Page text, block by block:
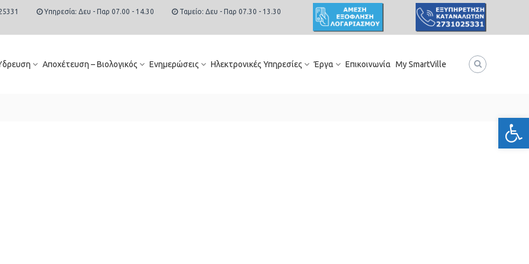
Υπηρεσία: Δευ - Παρ 07.00 - 14.30 Ταμείο: Δευ - Παρ 07.30 - 13.30
Αποχέτευση – Βιολογικός Ενημερώσεις Ηλεκτρονικές Υπηρεσίες Έργα Επικοινωνία My SmartVille